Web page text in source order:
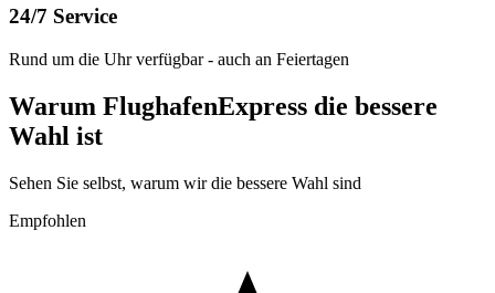
24/7 Service
Rund um die Uhr verfügbar - auch an Feiertagen
Warum FlughafenExpress die bessere
Wahl ist
Sehen Sie selbst, warum wir die bessere Wahl sind
Empfohlen